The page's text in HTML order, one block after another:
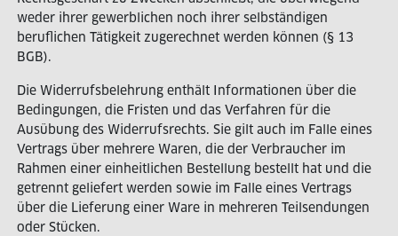
weder ihrer gewerblichen noch ihrer selbständigen
beruflichen Tätigkeit zugerechnet werden können (§ 13
BGB).
Die Widerrufsbelehrung enthält Informationen über die
Bedingungen, die Fristen und das Verfahren für die
Ausübung des Widerrufsrechts. Sie gilt auch im Falle eines
Vertrags über mehrere Waren, die der Verbraucher im
Rahmen einer einheitlichen Bestellung bestellt hat und die
getrennt geliefert werden sowie im Falle eines Vertrags
über die Lieferung einer Ware in mehreren Teilsendungen
oder Stücken.